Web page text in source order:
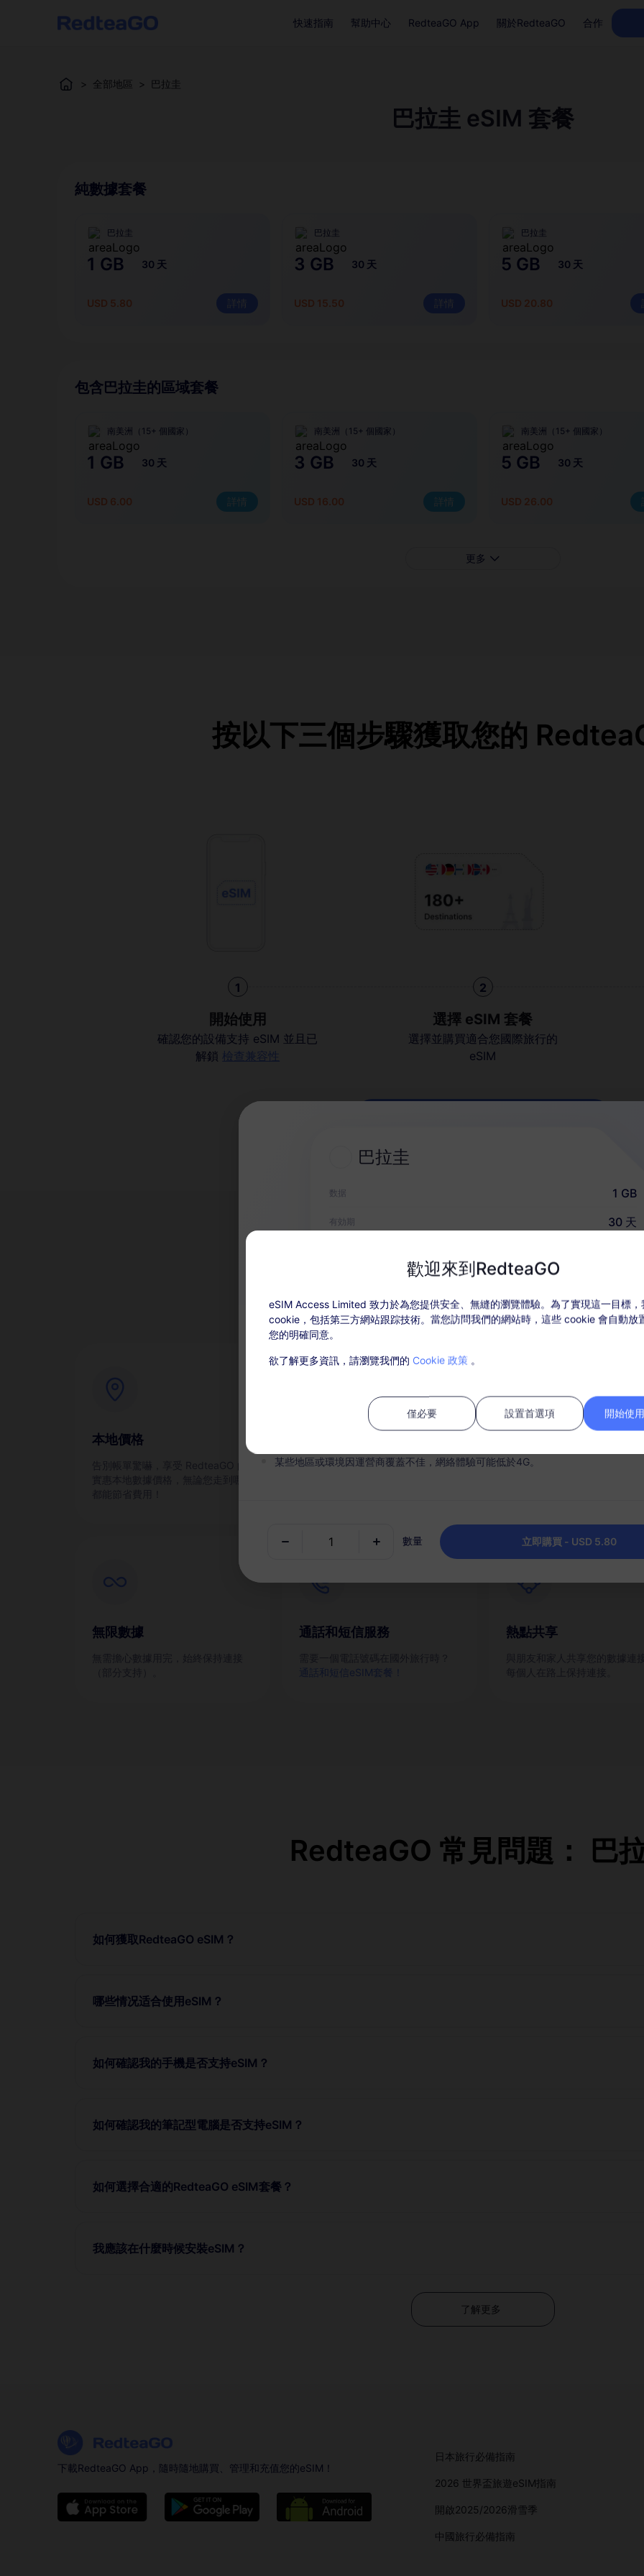
快速指南 幫助中心 RedteaGO App 關於RedteaGO 合作
> 全部地區 > 巴拉圭
巴拉圭 eSIM 套餐
純數據套餐
巴拉圭
1 GB 30 天
USD 5.80 詳情
巴拉圭
3 GB 30 天
USD 15.50 詳情
巴拉圭
5 GB 30 天
USD 20.80
包含巴拉圭的區域套餐
南美洲（15+ 個國家）
1 GB 30 天
USD 6.00 詳情
南美洲（15+ 個國家）
3 GB 30 天
USD 16.00 詳情
南美洲（15+ 個國家）
5 GB 30 天
USD 26.00
更多
按以下三個步驟獲取您的
1
開始使用
確認您的設備支持 eSIM 並且已
解鎖 檢查兼容性
2
選擇 eSIM 套餐
選擇並購買適合您國際旅行的
eSIM
為什麼選擇 RedteaGO
本地價格
通過手機順利快速地激活您的 eSIM
根據需要輕鬆充值您的數據計劃
無限數據 通話和短信服務
通話和短信eSIM套餐！
熱點共享
RedteaGO 常見問題： 巴
如何獲取RedteaGO eSIM？
哪些情况适合使用eSIM？
如何確認我的手機是否支持eSIM？
如何確認我的筆記型電腦是否支持eSIM？
如何選擇合適的RedteaGO eSIM套餐？
我應該在什麼時候安裝eSIM？
了解更多
巴拉圭
数据 1 GB
有効期 30 天
本服務無需SIM卡，購買後請在30天內激活，過期未激活套餐將無法使用和退款；
在有效期內，套餐流量使用完畢，則會停止服務；
某些地區或環境因運營商覆蓋不佳，網絡體驗可能低於4G。
數量 立即購買 - USD 5.80
下載RedteaGO App，隨時隨地購買、管理和充值您的eSIM！
日本旅行必備指南
2026 世界盃旅遊eSIM指南
開啟2025/2026滑雪季
中國旅行必備指南
歡迎來到RedteaGO
eSIM Access Limited 致力於為您提供安全、無縫的瀏覽體驗。為了實現這一目標，
cookie，包括第三方網站跟踪技術。當您訪問我們的網站時，這些 cookie 會自動放
您的明確同意。
欲了解更多資訊，請瀏覽我們的 Cookie 政策 。
僅必要 設置首選項 開始使